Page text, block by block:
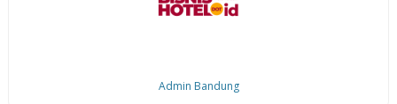
Admin Bandung